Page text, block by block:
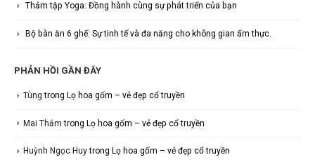
Thảm tập Yoga: Đồng hành cùng sự phát triển của bạn
Bộ bàn ăn 6 ghế: Sự tinh tế và đa năng cho không gian ẩm thực.
PHẢN HỒI GẦN ĐÂY
Tùng trong Lọ hoa gốm – vẻ đẹp cổ truyền
Mai Thắm trong Lọ hoa gốm – vẻ đẹp cổ truyền
Huỳnh Ngọc Huytrong Lọ hoa gốm – vẻ đẹp cổ truyền